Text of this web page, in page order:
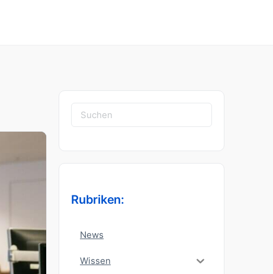
Suchen
nach:
Rubriken:
News
Wissen